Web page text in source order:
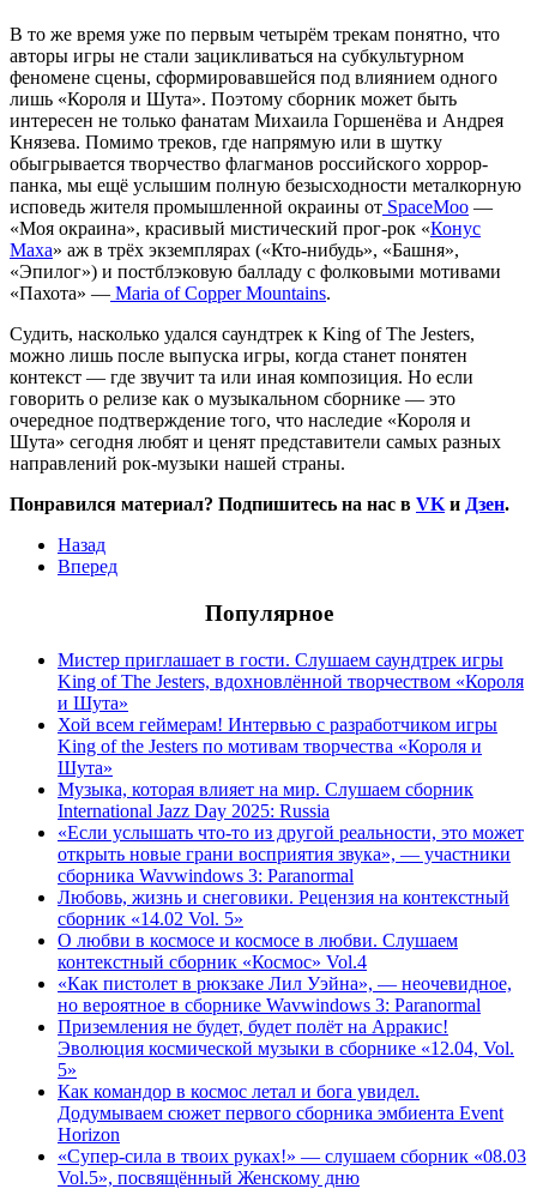
В то же время уже по первым четырём трекам понятно, что
авторы игры не стали зацикливаться на субкультурном
феномене сцены, сформировавшейся под влиянием одного
лишь «Короля и Шута». Поэтому сборник может быть
интересен не только фанатам Михаила Горшенёва и Андрея
Князева. Помимо треков, где напрямую или в шутку
обыгрывается творчество флагманов российского хоррор-
панка, мы ещё услышим полную безысходности металкорную
исповедь жителя промышленной окраины от SpaceMoo —
«Моя окраина», красивый мистический прог-рок «Конус
Маха» аж в трёх экземплярах («Кто-нибудь», «Башня»,
«Эпилог») и постблэковую балладу с фолковыми мотивами
«Пахота» — Maria of Copper Mountains.
Судить, насколько удался саундтрек к King of The Jesters,
можно лишь после выпуска игры, когда станет понятен
контекст — где звучит та или иная композиция. Но если
говорить о релизе как о музыкальном сборнике — это
очередное подтверждение того, что наследие «Короля и
Шута» сегодня любят и ценят представители самых разных
направлений рок-музыки нашей страны.
Понравился материал? Подпишитесь на нас в VK и Дзен.
Назад
Вперед
Популярное
Мистер приглашает в гости. Слушаем саундтрек игры
King of The Jesters, вдохновлённой творчеством «Короля
и Шута»
Хой всем геймерам! Интервью с разработчиком игры
King of the Jesters по мотивам творчества «Короля и
Шута»
Музыка, которая влияет на мир. Слушаем сборник
International Jazz Day 2025: Russia
«Если услышать что-то из другой реальности, это может
открыть новые грани восприятия звука», — участники
сборника Wavwindows 3: Paranormal
Любовь, жизнь и снеговики. Рецензия на контекстный
сборник «14.02 Vol. 5»
О любви в космосе и космосе в любви. Слушаем
контекстный сборник «Космос» Vol.4
«Как пистолет в рюкзаке Лил Уэйна», — неочевидное,
но вероятное в сборнике Wavwindows 3: Paranormal
Приземления не будет, будет полёт на Арракис!
Эволюция космической музыки в сборнике «12.04, Vol.
5»
Как командор в космос летал и бога увидел.
Додумываем сюжет первого сборника эмбиента Event
Horizon
«Супер-сила в твоих руках!» — слушаем сборник «08.03
Vol.5», посвящённый Женскому дню